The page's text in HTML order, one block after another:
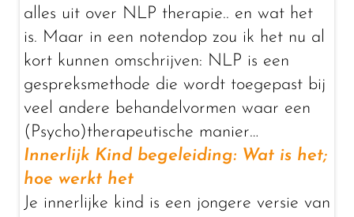
alles uit over NLP therapie.. en wat het
is. Maar in een notendop zou ik het nu al
kort kunnen omschrijven: NLP is een
gespreksmethode die wordt toegepast bij
veel andere behandelvormen waar een
(Psycho)therapeutische manier…
Innerlijk Kind begeleiding: Wat is het;
hoe werkt het
Je innerlijke kind is een jongere versie van